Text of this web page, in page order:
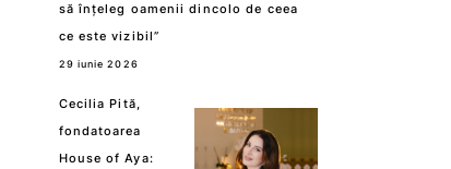
să înțeleg oamenii dincolo de ceea
ce este vizibil”
29 iunie 2026
Cecilia Pită,
fondatoarea
House of Aya: